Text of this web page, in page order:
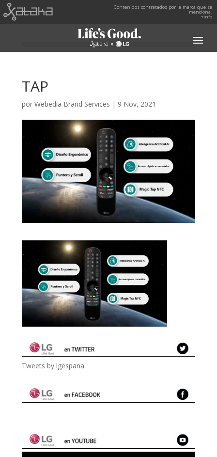
Contenidos contratados por la marca que se
menciona.
+info
TAP
por Webedia Brand Services | 9 Nov, 2021
Tweets by lgespana